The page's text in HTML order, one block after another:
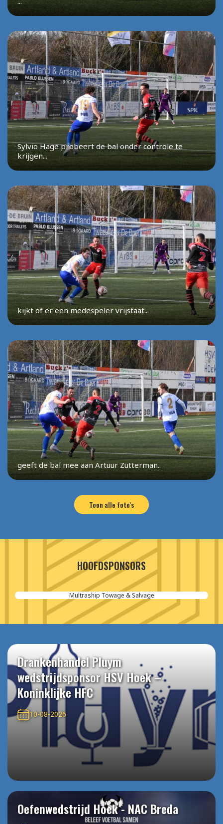
Sylvio Hage probeert de bal onder controle te
krijgen...
kijkt of er een medespeler vrijstaat...
geeft de bal mee aan Artuur Zutterman..
Toon alle foto's
HOOFDSPONSORS
Aannemersbedrijf van der Poel
Drankenhandel Pluym
wedstrijdsponsor HSV Hoek –
Koninklijke HFC
10-08-2026
Oefenwedstrijd Hoek - NAC Breda